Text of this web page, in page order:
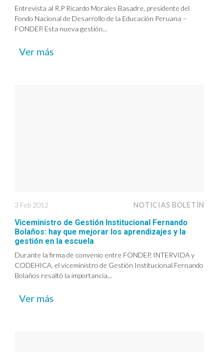
Entrevista al R.P Ricardo Morales Basadre, presidente del
Fondo Nacional de Desarrollo de la Educación Peruana –
FONDEP. Esta nueva gestión...
Ver más
3 Feb 2012 NOTICIAS BOLETÍN
Viceministro de Gestión Institucional Fernando
Bolaños: hay que mejorar los aprendizajes y la
gestión en la escuela
Durante la firma de convenio entre FONDEP, INTERVIDA y
CODEHICA, el viceministro de Gestión Institucional Fernando
Bolaños resaltó la importancia...
Ver más